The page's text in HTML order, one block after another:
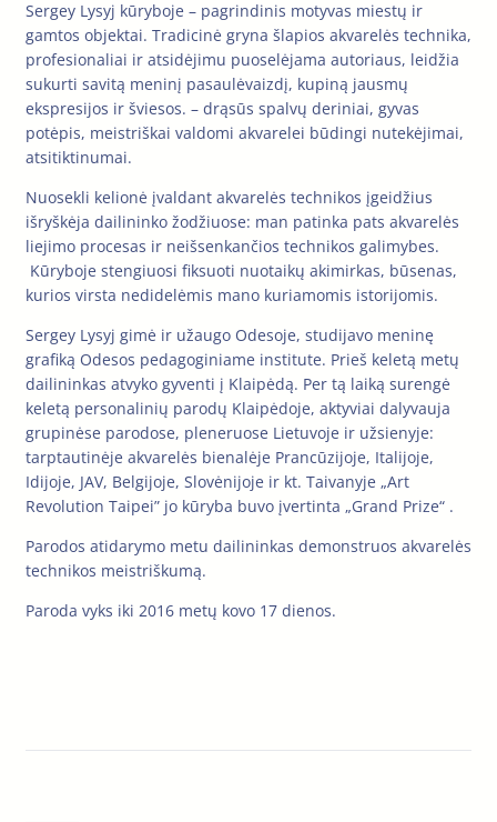
Sergey Lysyj kūryboje – pagrindinis motyvas miestų ir
gamtos objektai. Tradicinė gryna šlapios akvarelės technika,
profesionaliai ir atsidėjimu puoselėjama autoriaus, leidžia
sukurti savitą meninį pasaulėvaizdį, kupiną jausmų
ekspresijos ir šviesos. – drąsūs spalvų deriniai, gyvas
potėpis, meistriškai valdomi akvarelei būdingi nutekėjimai,
atsitiktinumai.
Nuosekli kelionė įvaldant akvarelės technikos įgeidžius
išryškėja dailininko žodžiuose: man patinka pats akvarelės
liejimo procesas ir neišsenkančios technikos galimybes.
Kūryboje stengiuosi fiksuoti nuotaikų akimirkas, būsenas,
kurios virsta nedidelėmis mano kuriamomis istorijomis.
Sergey Lysyj gimė ir užaugo Odesoje, studijavo meninę
grafiką Odesos pedagoginiame institute. Prieš keletą metų
dailininkas atvyko gyventi į Klaipėdą. Per tą laiką surengė
keletą personalinių parodų Klaipėdoje, aktyviai dalyvauja
grupinėse parodose, pleneruose Lietuvoje ir užsienyje:
tarptautinėje akvarelės bienalėje Prancūzijoje, Italijoje,
Idijoje, JAV, Belgijoje, Slovėnijoje ir kt. Taivanyje „Art
Revolution Taipei” jo kūryba buvo įvertinta „Grand Prize“ .
Parodos atidarymo metu dailininkas demonstruos akvarelės
technikos meistriškumą.
Paroda vyks iki 2016 metų kovo 17 dienos.